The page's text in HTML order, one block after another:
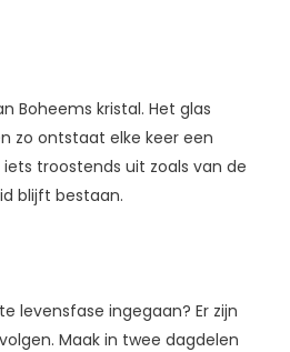
Boheems kristal. Het glas
zo ontstaat elke keer een
troostends uit zoals van de
blijft bestaan.
levensfase ingegaan? Er zijn
volgen. Maak in twee dagdelen